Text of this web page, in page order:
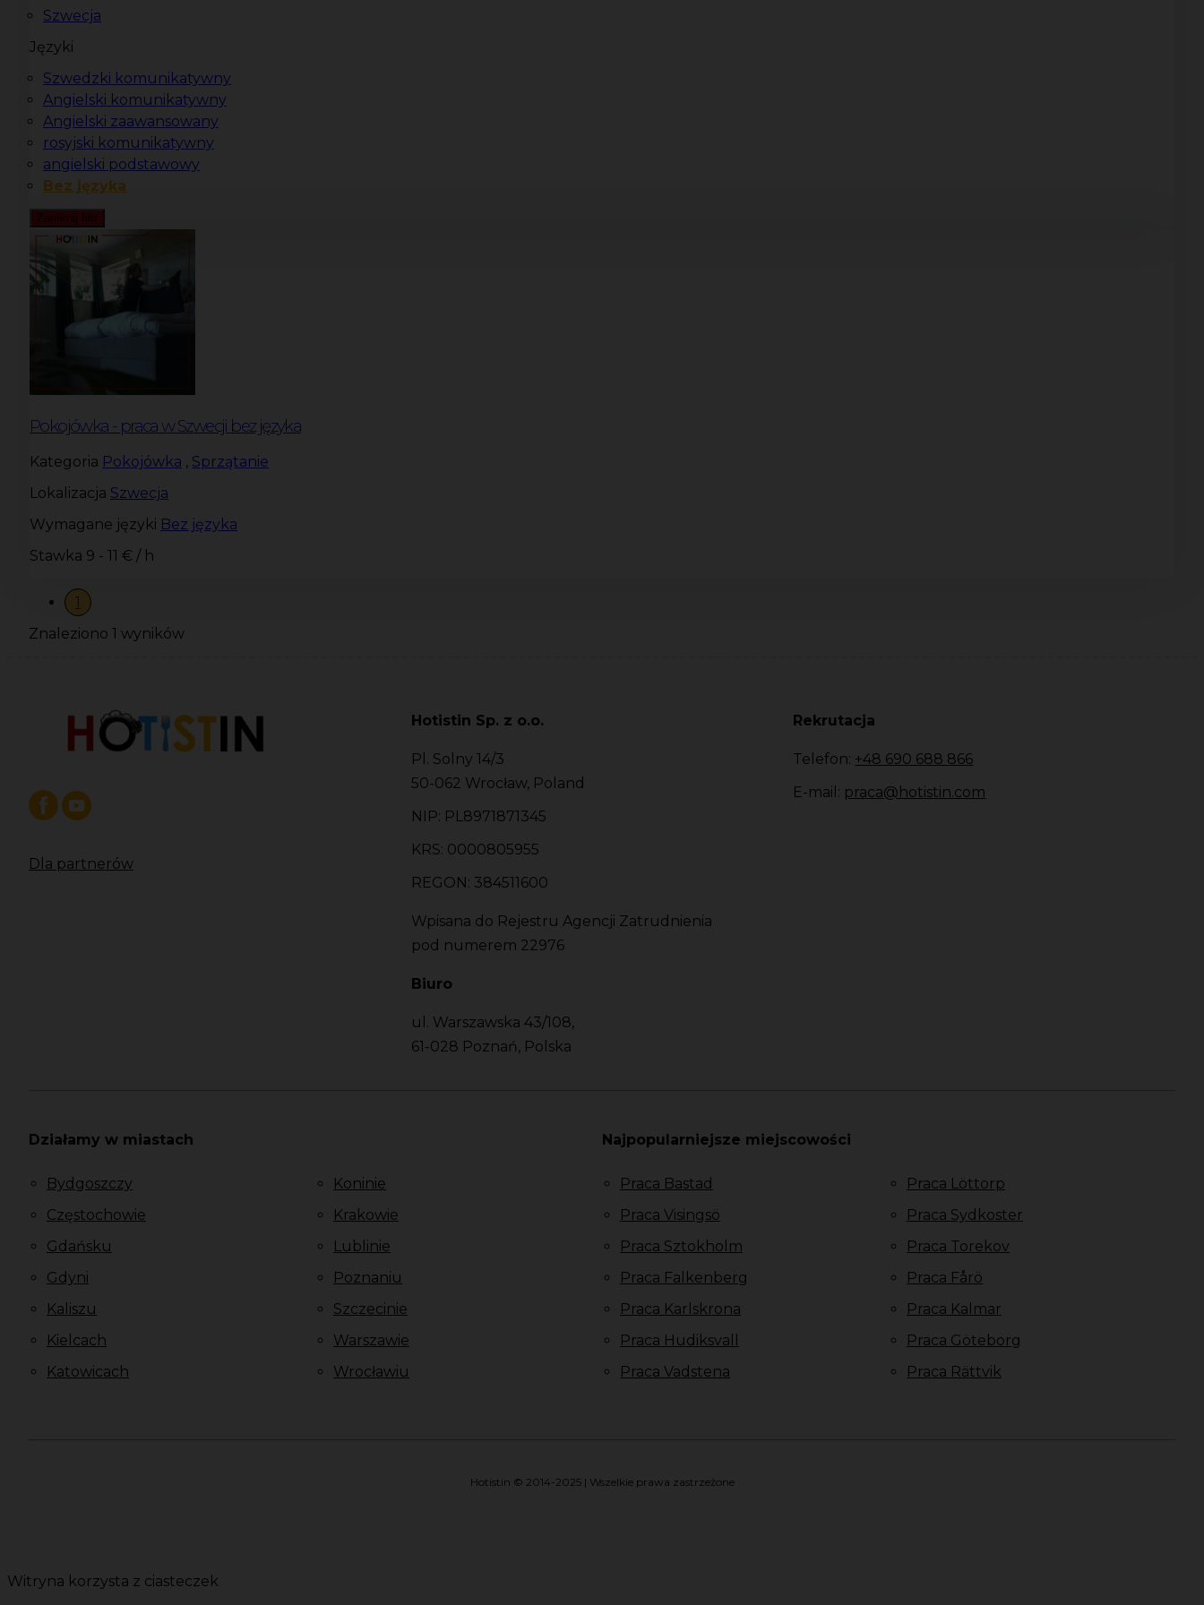
Szwecja
Języki
Szwedzki komunikatywny
Angielski komunikatywny
Angielski zaawansowany
rosyjski komunikatywny
angielski podstawowy
Bez języka
Zamknij filtr
Pokojówka - praca w Szwecji bez języka
Kategoria Pokojówka , Sprzątanie
Lokalizacja Szwecja
Wymagane języki Bez języka
Stawka 9 - 11 € / h
1
Znaleziono 1 wyników
Dla partnerów
Hotistin Sp. z o.o.
Pl. Solny 14/3
50-062 Wrocław, Poland
NIP: PL8971871345
KRS: 0000805955
REGON: 384511600
Wpisana do Rejestru Agencji Zatrudnienia
pod numerem 22976
Biuro
ul. Warszawska 43/108,
61-028 Poznań, Polska
Rekrutacja
Telefon: +48 690 688 866
E-mail: praca@hotistin.com
Działamy w miastach
Bydgoszczy
Częstochowie
Gdańsku
Gdyni
Kaliszu
Kielcach
Katowicach
Koninie
Krakowie
Lublinie
Poznaniu
Szczecinie
Warszawie
Wrocławiu
Najpopularniejsze miejscowości
Praca Bastad
Praca Visingsö
Praca Sztokholm
Praca Falkenberg
Praca Karlskrona
Praca Hudiksvall
Praca Vadstena
Praca Löttorp
Praca Sydkoster
Praca Torekov
Praca Fårö
Praca Kalmar
Praca Göteborg
Praca Rättvik
Hotistin © 2014-2025 | Wszelkie prawa zastrzeżone
Witryna korzysta z ciasteczek